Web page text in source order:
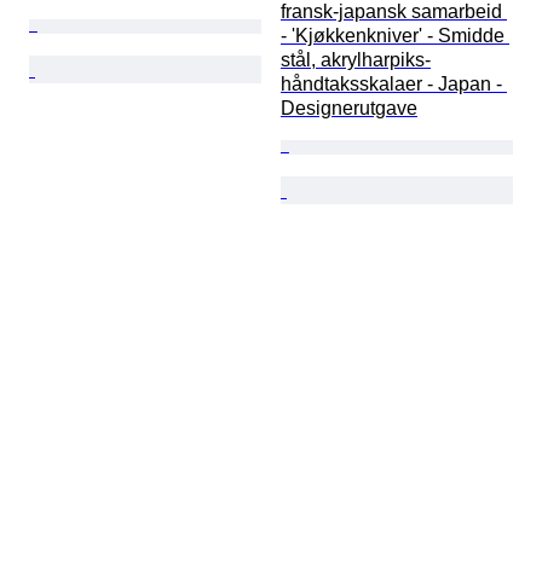
fransk-japansk samarbeid
- 'Kjøkkenkniver' - Smidde
stål, akrylharpiks-
håndtaksskalaer - Japan -
Designerutgave